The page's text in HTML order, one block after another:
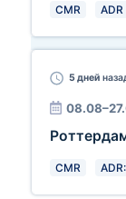
CMR ADR
5 дней
CMR